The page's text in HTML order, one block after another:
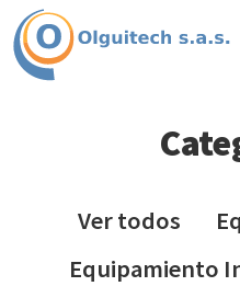
Ver todos
Equipamiento